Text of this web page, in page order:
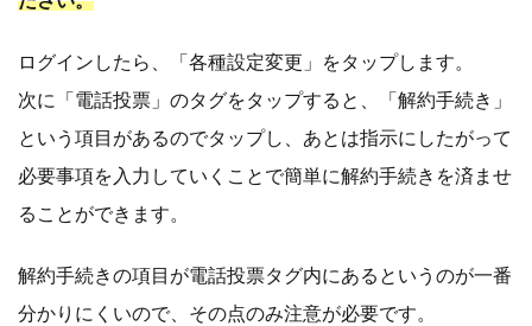
ログインしたら、「各種設定変更」をタップします。
次に「電話投票」のタグをタップすると、「解約手続き」
という項目があるのでタップし、あとは指示にしたがって
必要事項を入力していくことで簡単に解約手続きを済ませ
ることができます。
解約手続きの項目が電話投票タグ内にあるというのが一番
分かりにくいので、その点のみ注意が必要です。